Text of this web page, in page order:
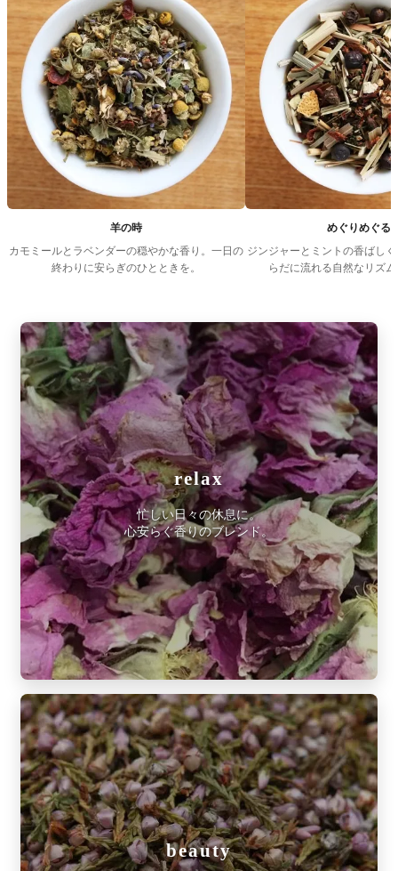
羊の時
カモミールとラベンダーの穏やかな香り。一日の
終わりに安らぎのひとときを。
めぐりめぐる
ジンジャーとミントの香ばし
らだに流れる自然なリズ
relax
忙しい日々の休息に。
心安らぐ香りのブレンド。
beauty